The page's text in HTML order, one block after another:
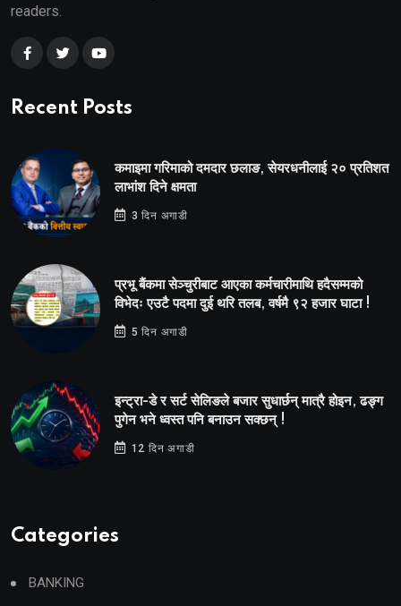
readers.
Recent Posts
कमाइमा गरिमाको दमदार छलाङ, सेयरधनीलाई २० प्रतिशत
लाभांश दिने क्षमता
3 दिन अगाडी
प्रभू बैंकमा सेञ्चुरीबाट आएका कर्मचारीमाथि हदैसम्मको
विभेदः एउटै पदमा दुई थरि तलब, वर्षमै ९२ हजार घाटा !
5 दिन अगाडी
इन्ट्रा-डे र सर्ट सेलिङले बजार सुधार्छन् मात्रै होइन, ढङ्ग
पुगेन भने ध्वस्त पनि बनाउन सक्छन् !
12 दिन अगाडी
Categories
BANKING